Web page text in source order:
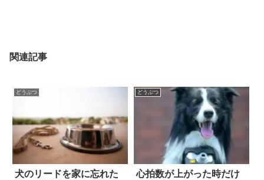
関連記事
どうぶつ
犬のリードを家に忘れた
どうぶつ
心拍数が上がった時だけ